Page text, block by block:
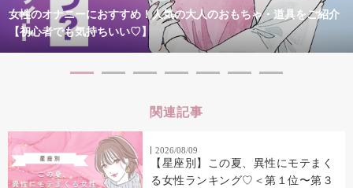
女性のオナニーにおすすめ！人気の大人のおもちゃ・道具をご紹介
【初心者でも気持ちいい♡】
関連記事
2026/08/09
【星座別】この夏、異性にモテまく
る女性ランキング♡＜第１位〜第３